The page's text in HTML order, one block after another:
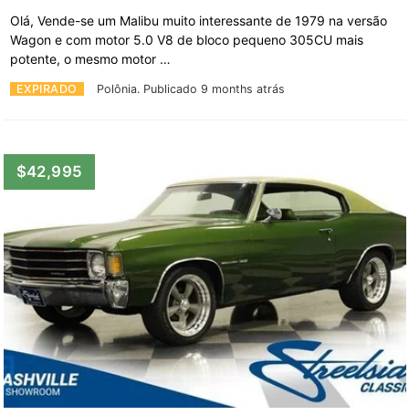
EXPIRADO Polônia. Publicado 9 months atrás
Olá, Vende-se um Malibu muito interessante de 1979 na versão
Wagon e com motor 5.0 V8 de bloco pequeno 305CU mais
potente, o mesmo motor …
$42,995